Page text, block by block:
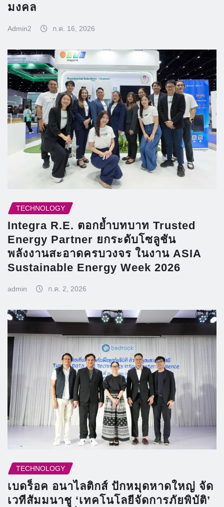
มงคล
Admin2 ก.ค. 16, 2026
TECHNOLOGY
Integra R.E. ตอกย้ำบทบาท Trusted
Energy Partner ยกระดับโซลูชัน
พลังงานสะอาดครบวงจร ในงาน ASIA
Sustainable Energy Week 2026
admin ก.ค. 2, 2026
TECHNOLOGY
เบดร็อค อนาไลติกส์ ปักหมุดหาดใหญ่ จัด
เวทีสัมมนาชู ‘เทคโนโลยีจัดการภัยพิบัติ’